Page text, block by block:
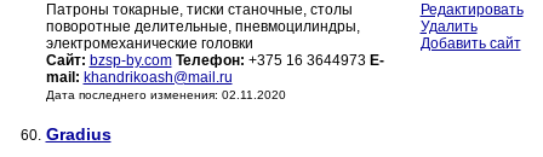
Патроны токарные, тиски станочные, столы
поворотные делительные, пневмоцилиндры,
электромеханические головки
Сайт: bzsp-by.com Телефон: +375 16 3644973 E-
mail: khandrikoash@mail.ru
Дата последнего изменения: 02.11.2020
Редактировать
Удалить
Добавить сайт
60. Gradius